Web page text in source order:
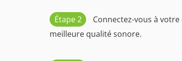
Étape 2
Connectez-vous à
meilleure qualité sonore.